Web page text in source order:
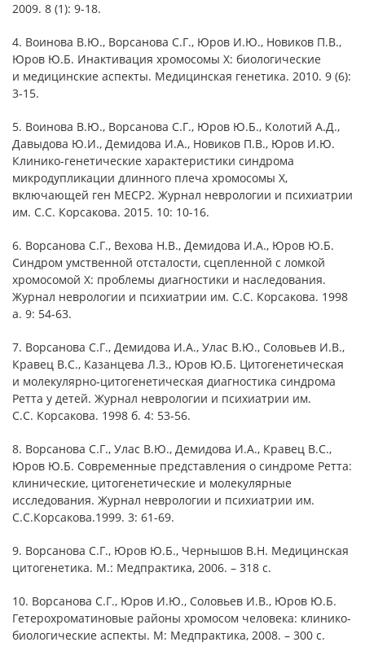
2009. 8 (1): 9-18.
4. Воинова В.Ю., Ворсанова С.Г., Юров И.Ю., Новиков П.В.,
Юров Ю.Б. Инактивация хромосомы Х: биологические
и медицинские аспекты. Медицинская генетика. 2010. 9 (6):
3-15.
5. Воинова В.Ю., Ворсанова С.Г., Юров Ю.Б., Колотий А.Д.,
Давыдова Ю.И., Демидова И.А., Новиков П.В., Юров И.Ю.
Клинико-генетические характеристики синдрома
микродупликации длинного плеча хромосомы Х,
включающей ген MECP2. Журнал неврологии и психиатрии
им. С.С. Корсакова. 2015. 10: 10-16.
6. Ворсанова С.Г., Вехова Н.В., Демидова И.А., Юров Ю.Б.
Синдром умственной отсталости, сцепленной с ломкой
хромосомой Х: проблемы диагностики и наследования.
Журнал неврологии и психиатрии им. С.С. Корсакова. 1998
а. 9: 54-63.
7. Ворсанова С.Г., Демидова И.А., Улас В.Ю., Соловьев И.В.,
Кравец B.C., Казанцева Л.З., Юров Ю.Б. Цитогенетическая
и молекулярно-цитогенетическая диагностика синдрома
Ретта у детей. Журнал неврологии и психиатрии им.
С.С. Корсакова. 1998 б. 4: 53-56.
8. Ворсанова С.Г., Улас В.Ю., Демидова И.А., Кравец В.С.,
Юров Ю.Б. Современные представления о синдроме Ретта:
клинические, цитогенетические и молекулярные
исследования. Журнал неврологии и психиатрии им.
С.С.Корсакова.1999. 3: 61-69.
9. Ворсанова С.Г., Юров Ю.Б., Чернышов В.Н. Медицинская
цитогенетика. М.: Медпрактика, 2006. – 318 с.
10. Ворсанова С.Г., Юров И.Ю., Соловьев И.В., Юров Ю.Б.
Гетерохроматиновые районы хромосом человека: клинико-
биологические аспекты. М: Медпрактика, 2008. – 300 с.